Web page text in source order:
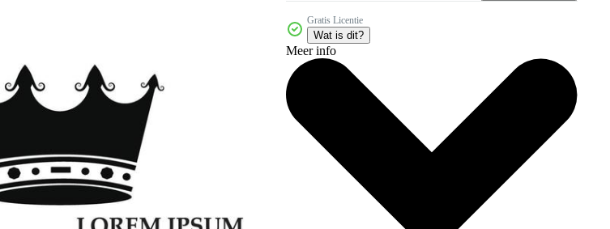
Gratis Licentie
Wat is dit?
Meer info